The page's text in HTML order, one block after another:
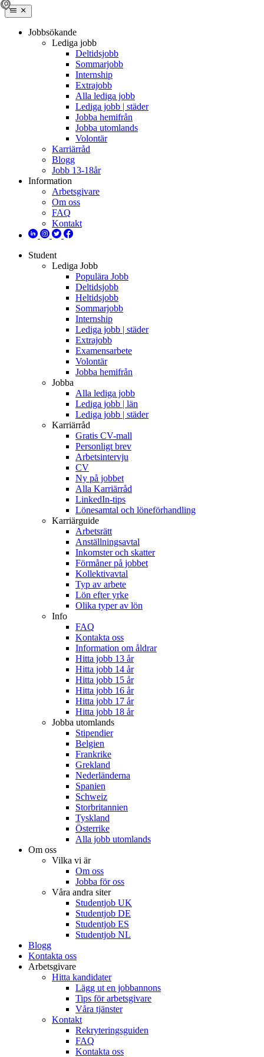
Jobbsökande
Lediga jobb
Deltidsjobb
Sommarjobb
Internship
Extrajobb
Alla lediga jobb
Lediga jobb | städer
Jobba hemifrån
Jobba utomlands
Volontär
Karriärråd
Blogg
Jobb 13-18år
Information
Arbetsgivare
Om oss
FAQ
Kontakt
Student
Lediga Jobb
Populära Jobb
Deltidsjobb
Heltidsjobb
Sommarjobb
Internship
Lediga jobb | städer
Extrajobb
Examensarbete
Volontär
Jobba hemifrån
Jobba
Alla lediga jobb
Lediga jobb | län
Lediga jobb | städer
Karriärråd
Gratis CV-mall
Personligt brev
Arbetsintervju
CV
Ny på jobbet
Alla Karriärråd
LinkedIn-tips
Lönesamtal och löneförhandling
Karriärguide
Arbetsrätt
Anställningsavtal
Inkomster och skatter
Förmåner på jobbet
Kollektivavtal
Typ av arbete
Lön efter yrke
Olika typer av lön
Info
FAQ
Kontakta oss
Information om åldrar
Hitta jobb 13 år
Hitta jobb 14 år
Hitta jobb 15 år
Hitta jobb 16 år
Hitta jobb 17 år
Hitta jobb 18 år
Jobba utomlands
Stipendier
Belgien
Frankrike
Grekland
Nederländerna
Spanien
Schweiz
Storbritannien
Tyskland
Österrike
Alla jobb utomlands
Om oss
Vilka vi är
Om oss
Jobba för oss
Våra andra siter
Studentjob UK
Studentjob DE
Studentjob ES
Studentjob NL
Blogg
Kontakta oss
Arbetsgivare
Hitta kandidater
Lägg ut en jobbannons
Tips för arbetsgivare
Våra tjänster
Kontakt
Rekryteringsguiden
FAQ
Kontakta oss